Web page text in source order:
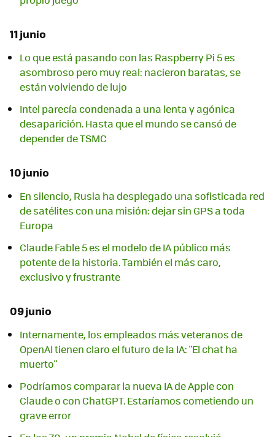
11 junio
Lo que está pasando con las Raspberry Pi 5 es
asombroso pero muy real: nacieron baratas, se
están volviendo de lujo
Intel parecía condenada a una lenta y agónica
desaparición. Hasta que el mundo se cansó de
depender de TSMC
10 junio
En silencio, Rusia ha desplegado una sofisticada red
de satélites con una misión: dejar sin GPS a toda
Europa
Claude Fable 5 es el modelo de IA público más
potente de la historia. También el más caro,
exclusivo y frustrante
09 junio
Internamente, los empleados más veteranos de
OpenAI tienen claro el futuro de la IA: "El chat ha
muerto"
Podríamos comparar la nueva IA de Apple con
Claude o con ChatGPT. Estaríamos cometiendo un
grave error